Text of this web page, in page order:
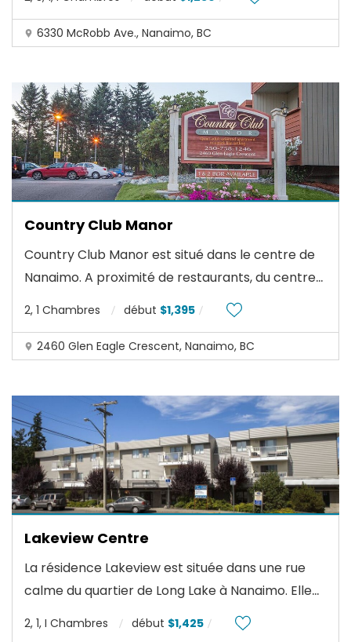
6330 McRobb Ave., Nanaimo, BC
Country Club Manor
Country Club Manor est situé dans le centre de
Nanaimo. A proximité de restaurants, du centre...
2, 1 Chambres début $1,395
2460 Glen Eagle Crescent, Nanaimo, BC
Lakeview Centre
La résidence Lakeview est située dans une rue
calme du quartier de Long Lake à Nanaimo. Elle...
2, 1, I Chambres début $1,425